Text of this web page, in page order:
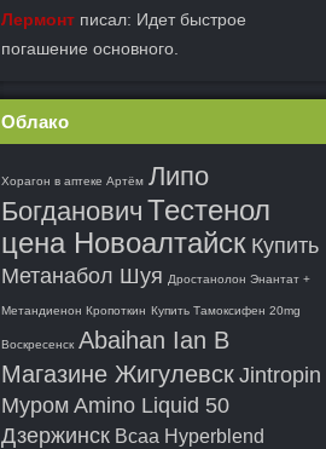
Лермонт писал: Идет быстрое
погашение основного.
Облако
Хорагон в аптеке Артём Липо
Богданович Тестенол
цена Новоалтайск Купить
Метанабол Шуя Дростанолон Энантат +
Метандиенон Кропоткин Купить Тамоксифен 20mg
Воскресенск Abaihan Ian В
Магазине Жигулевск Jintropin
Муром Amino Liquid 50
Дзержинск Bcaa Hyperblend